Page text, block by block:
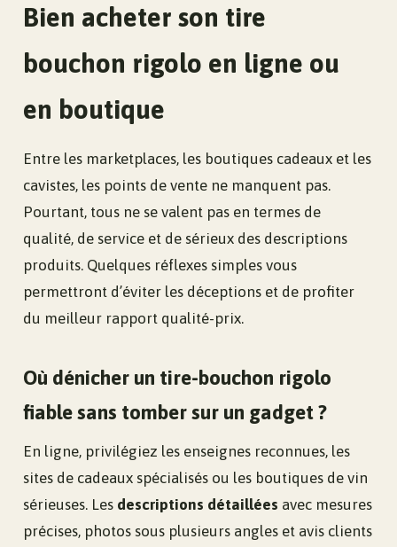
Bien acheter son tire
bouchon rigolo en ligne ou
en boutique
Entre les marketplaces, les boutiques cadeaux et les
cavistes, les points de vente ne manquent pas.
Pourtant, tous ne se valent pas en termes de
qualité, de service et de sérieux des descriptions
produits. Quelques réflexes simples vous
permettront d’éviter les déceptions et de profiter
du meilleur rapport qualité-prix.
Où dénicher un tire-bouchon rigolo
fiable sans tomber sur un gadget ?
En ligne, privilégiez les enseignes reconnues, les
sites de cadeaux spécialisés ou les boutiques de vin
sérieuses. Les descriptions détaillées avec mesures
précises, photos sous plusieurs angles et avis clients